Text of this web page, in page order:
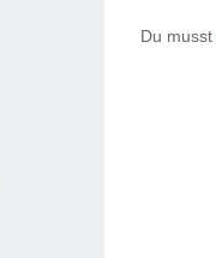
Du musst